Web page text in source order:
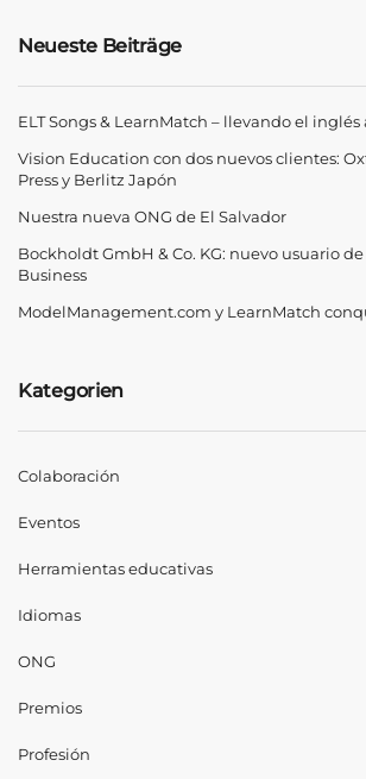
Neueste Beiträge
ELT Songs & LearnMatch – llevando el
Vision Education con dos nuevos clientes:
Press y Berlitz Japón
Nuestra nueva ONG de El Salvador
Bockholdt GmbH & Co. KG: nuevo usuario
Business
ModelManagement.com y LearnMatch
Kategorien
Colaboración
Eventos
Herramientas educativas
Idiomas
ONG
Premios
Profesión